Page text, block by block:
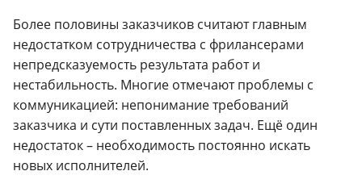
Более половины заказчиков считают главным
недостатком сотрудничества с фрилансерами
непредсказуемость результата работ и
нестабильность. Многие отмечают проблемы с
коммуникацией: непонимание требований
заказчика и сути поставленных задач. Ещё один
недостаток – необходимость постоянно искать
новых исполнителей.